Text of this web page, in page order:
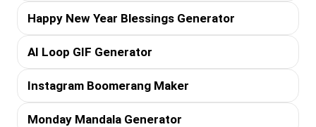
Happy New Year Blessings Generator
AI Loop GIF Generator
Instagram Boomerang Maker
Monday Mandala Generator